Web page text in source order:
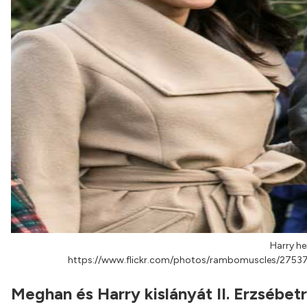
Harry
https://www.flickr.com/photos/rambomuscles/
Meghan és Harry kislányát II.